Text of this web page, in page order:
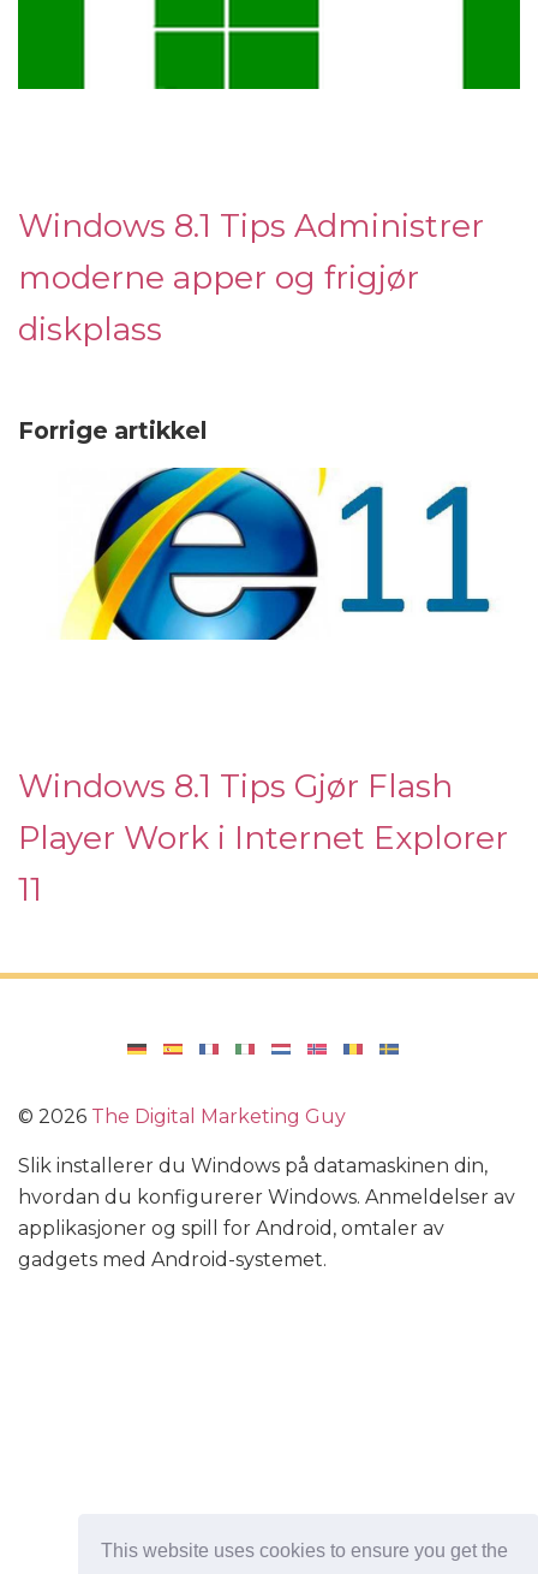
This website uses cookies to ensure you get the
Windows 8.1 Tips Administrer
moderne apper og frigjør
diskplass
Forrige artikkel
Windows 8.1 Tips Gjør Flash
Player Work i Internet Explorer
11
© 2026 The Digital Marketing Guy
Slik installerer du Windows på datamaskinen din,
hvordan du konfigurerer Windows. Anmeldelser av
applikasjoner og spill for Android, omtaler av
gadgets med Android-systemet.